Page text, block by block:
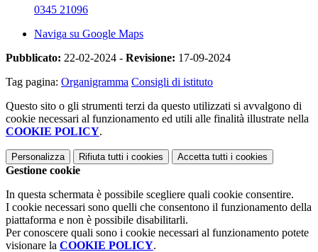
0345 21096
Naviga su Google Maps
Pubblicato: 22-02-2024 - Revisione: 17-09-2024
Tag pagina: Organigramma Consigli di istituto
Questo sito o gli strumenti terzi da questo utilizzati si avvalgono di
cookie necessari al funzionamento ed utili alle finalità illustrate nella
COOKIE POLICY.
Personalizza Rifiuta tutti i cookies Accetta tutti i cookies
Gestione cookie
In questa schermata è possibile scegliere quali cookie consentire.
I cookie necessari sono quelli che consentono il funzionamento della
piattaforma e non è possibile disabilitarli.
Per conoscere quali sono i cookie necessari al funzionamento potete
visionare la COOKIE POLICY.